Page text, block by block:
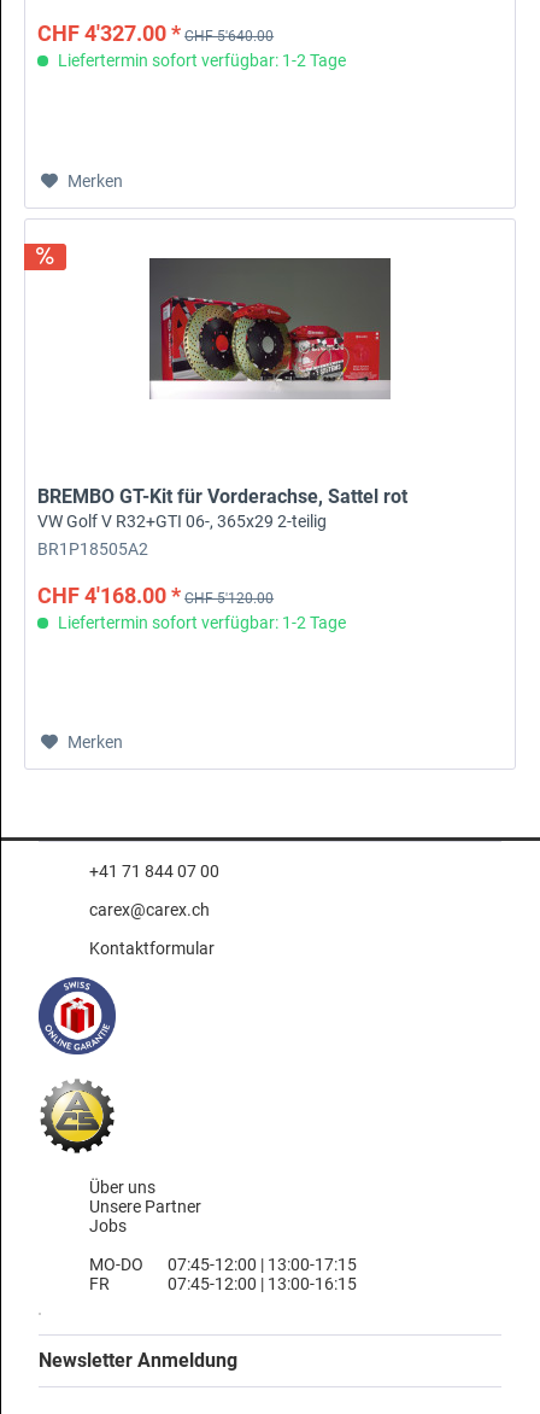
CHF 4'327.00 * CHF 5'640.00
Liefertermin sofort verfügbar: 1-2 Tage
Merken
BREMBO GT-Kit für Vorderachse, Sattel rot
VW Golf V R32+GTI 06-, 365x29 2-teilig
BR1P18505A2
CHF 4'168.00 * CHF 5'120.00
Liefertermin sofort verfügbar: 1-2 Tage
Merken
+41 71 844 07 00
carex@carex.ch
Kontaktformular
Über uns
Unsere Partner
Jobs
MO-DO
FR
07:45-12:00 | 13:00-17:15
07:45-12:00 | 13:00-16:15
Newsletter Anmeldung